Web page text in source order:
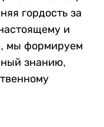
гордость за
и
мы формируем
знанию,